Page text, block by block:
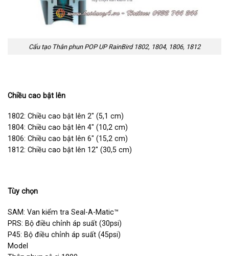
Cấu tạo Thân phun POP UP RainBird 1802, 1804, 1806, 1812
Chiều cao bật lên
1802: Chiều cao bật lên 2″ (5,1 cm)
1804: Chiều cao bật lên 4″ (10,2 cm)
1806: Chiều cao bật lên 6″ (15,2 cm)
1812: Chiều cao bật lên 12″ (30,5 cm)
Tùy chọn
SAM: Van kiểm tra Seal-A-Matic™
PRS: Bộ điều chỉnh áp suất (30psi)
P45: Bộ điều chỉnh áp suất (45psi)
Model